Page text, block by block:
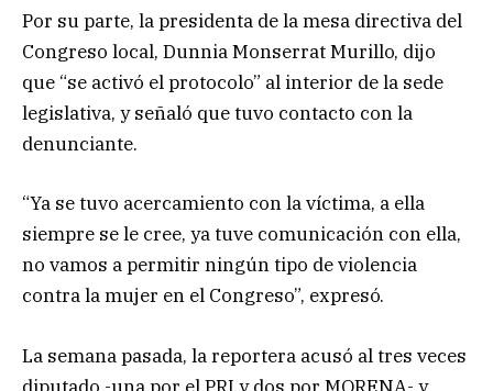
Por su parte, la presidenta de la mesa directiva del
Congreso local, Dunnia Monserrat Murillo, dijo
que “se activó el protocolo” al interior de la sede
legislativa, y señaló que tuvo contacto con la
denunciante.
“Ya se tuvo acercamiento con la víctima, a ella
siempre se le cree, ya tuve comunicación con ella,
no vamos a permitir ningún tipo de violencia
contra la mujer en el Congreso”, expresó.
La semana pasada, la reportera acusó al tres veces
diputado -una por el PRI y dos por MORENA- y